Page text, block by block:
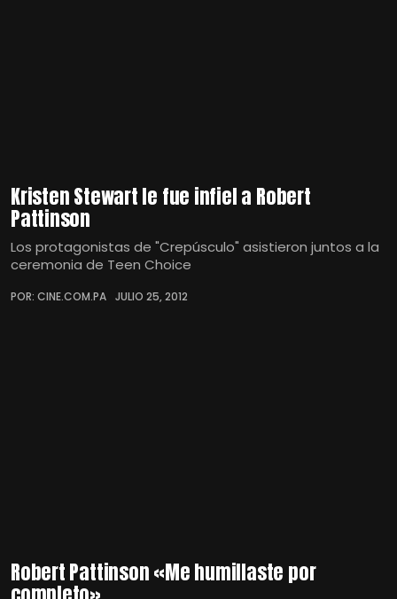
Kristen Stewart le fue infiel a Robert
Pattinson
Los protagonistas de "Crepúsculo" asistieron juntos a la
ceremonia de Teen Choice
POR: CINE.COM.PA JULIO 25, 2012
Robert Pattinson «Me humillaste por